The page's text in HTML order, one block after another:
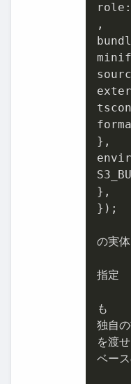
role:
,
},
},
});
の実
指定
も
独自
を渡
ベー